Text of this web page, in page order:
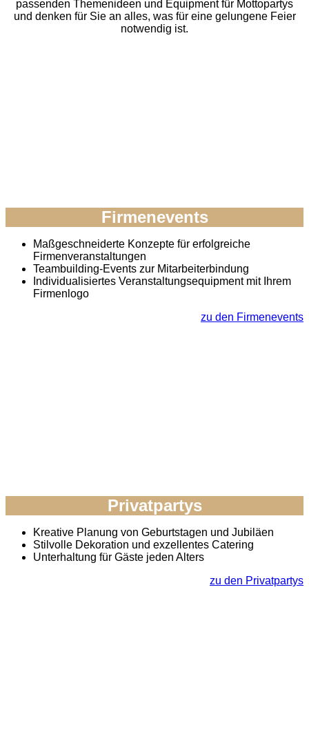
passenden Themenideen und Equipment für Mottopartys
und denken für Sie an alles, was für eine gelungene Feier
notwendig ist.
Firmenevents
Maßgeschneiderte Konzepte für erfolgreiche
Firmenveranstaltungen
Teambuilding-Events zur Mitarbeiterbindung
Individualisiertes Veranstaltungsequipment mit Ihrem
Firmenlogo
zu den Firmenevents
Privatpartys
Kreative Planung von Geburtstagen und Jubiläen
Stilvolle Dekoration und exzellentes Catering
Unterhaltung für Gäste jeden Alters
zu den Privatpartys